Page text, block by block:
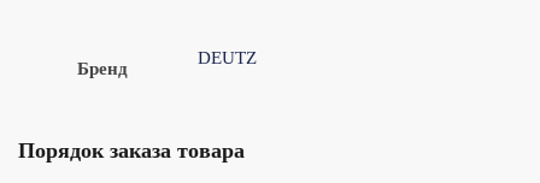
Бренд
DEUTZ
Порядок заказа товара